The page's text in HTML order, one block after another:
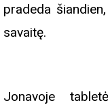
pradeda
savaitę.
Jonavoje